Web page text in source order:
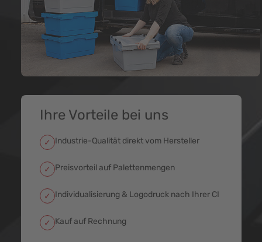
Ihre Vorteile bei uns
✓ Industrie-Qualität direkt vom Hersteller
✓ Preisvorteil auf Palettenmengen
✓ Individualisierung & Logodruck nach Ihrer CI
✓ Kauf auf Rechnung